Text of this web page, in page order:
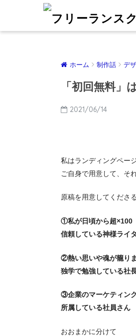
ホーム 制作話 デ
「初回無料」
2021/06/14
私はランディングペー
ご自身で用意して、そ
原稿を用意してくださ
①私が日頃から超×100
信頼している神様ライ
②熱い思いや魂が籠りま
独学で勉強している社
③企業のマーケティン
所属している社員さん
おおまかに分けて